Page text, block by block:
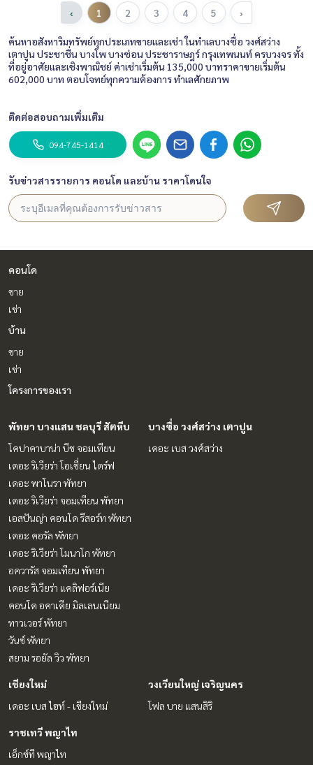
‹ 1 2 3 4 5 ›
ค้นหาอสังหาริมทรัพย์ทุกประเภทขายและเช่า ในทำเลบางซื่อ วงศ์สว่าง
เตาปูน ประชาชื่น บางโพ บางซ่อน ประชาราษฎร์ กรุงเทพนนท์ ครบวงจร ทั้ง
ที่อยู่อาศัยและเชิงพาณิชย์ ค่าเช่าเริ่มต้น 135,000 บาทราคาขายเริ่มต้น
602,000 บาท ตอบโจทย์ทุกความต้องการ ทำเลศักยภาพ
ติดต่อสอบถามเพิ่มเติม
094-745-1414
รับข่าวสารรายการ คอนโด และบ้าน ราคาโดนใจ
คอนโด
ขาย
เช่า
บ้าน
ขาย
เช่า
โครงการของเรา
พัทยา บางแสน ชลบุรี สัตหีบ
โคปาคาบาน่า บีช จอมเทียน
เดอะ ริเวียร่า โอเชี่ยน ไดร์ฟ
เดอะ พาโนรา พัทยา
เดอะ ริเวียร่า จอมเทียน พัทยา
เอสปันญ่า คอนโด รีสอร์ท พัทยา
เดอะ คอรัล พัทยา
เดอะ ริเวียร่า โมนาโก พัทยา
อควารัส จอมเทียน พัทยา
เดอะ ริเวียร่า แคลิฟอร์เนีย
คอนโด อคาเดีย มิลเลนเนียม
ทาวเวอร์ พัทยา
วันซ์ พัทยา
สยาม รอยัล วิว พัทยา
บางซื่อ วงศ์สว่าง เตาปูน
เดอะ เบส วงศ์สว่าง
เชียงใหม่
เดอะ เบส ไฮท์ - เชียงใหม่
วงเวียนใหญ่ เจริญนคร
โฟล บาย แสนสิริ
ราชเทวี พญาไท
เอ็กซ์ที พญาไท